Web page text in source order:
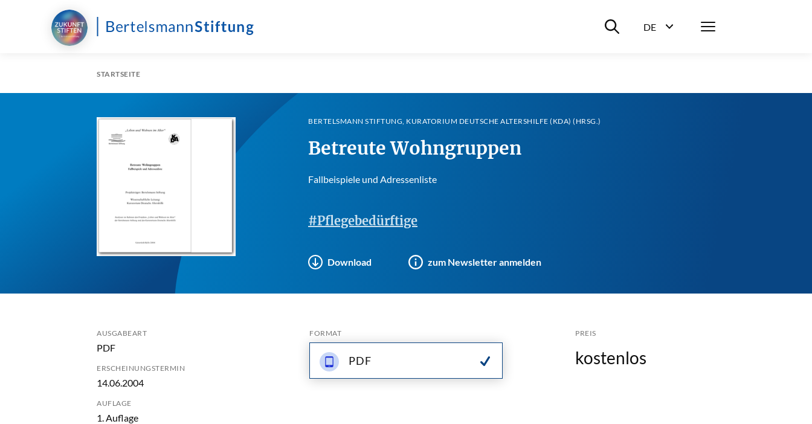
Suche ein-/ausblenden
DE
Menü
STARTSEITE
BERTELSMANN STIFTUNG, KURATORIUM DEUTSCHE ALTERSHILFE (KDA) (HRSG.)
Betreute Wohngruppen
Fallbeispiele und Adressenliste
#Pflegebedürftige
Download zum Newsletter anmelden
AUSGABEART
PDF
ERSCHEINUNGSTERMIN
14.06.2004
AUFLAGE
1. Auflage
FORMAT
PDF
PREIS
kostenlos